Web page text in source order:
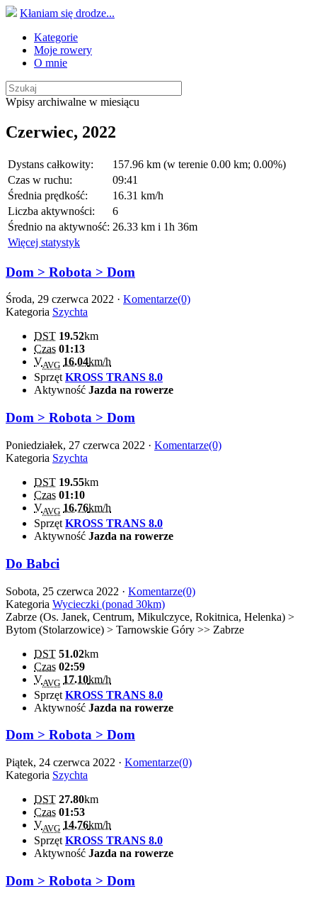
Kłaniam się drodze...
Kategorie
Moje rowery
O mnie
Wpisy archiwalne w miesiącu
Czerwiec, 2022
Dystans całkowity:
157.96 km (w terenie 0.00 km; 0.00%)
Czas w ruchu:
09:41
Średnia prędkość:
16.31 km/h
Liczba aktywności:
6
Średnio na aktywność: 26.33 km i 1h 36m
Więcej statystyk
Dom > Robota > Dom
Środa, 29 czerwca 2022 · Komentarze(0)
Kategoria Szychta
DST 19.52km
Czas 01:13
VAVG 16.04km/h
SprzętKROSS TRANS 8.0
Aktywność Jazda na rowerze
Dom > Robota > Dom
Poniedziałek, 27 czerwca 2022 · Komentarze(0)
Kategoria Szychta
DST 19.55km
Czas 01:10
VAVG 16.76km/h
Sprzęt KROSS TRANS 8.0
Aktywność Jazda na rowerze
Do Babci
Sobota, 25 czerwca 2022 · Komentarze(0)
Kategoria Wycieczki (ponad 30km)
Zabrze (Os. Janek, Centrum, Mikulczyce, Rokitnica, Helenka) >
Bytom (Stolarzowice) > Tarnowskie Góry >> Zabrze
DST 51.02km
Czas 02:59
VAVG 17.10km/h
Sprzęt KROSS TRANS 8.0
Aktywność Jazda na rowerze
Dom > Robota > Dom
Piątek, 24 czerwca 2022 · Komentarze(0)
Kategoria Szychta
DST 27.80km
Czas 01:53
VAVG 14.76km/h
Sprzęt KROSS TRANS 8.0
Aktywność Jazda na rowerze
Dom > Robota > Dom